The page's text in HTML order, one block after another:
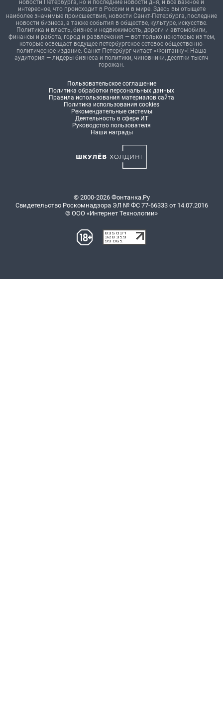
новости Петербурга, но и последние новости дня, и все важное и
интересное, что происходит в России и в мире. Здесь вы отыщете
наиболее значимые происшествия, новости Санкт-Петербурга, последние
новости бизнеса, а также события в обществе, культуре, искусстве.
Политика и власть, бизнес и недвижимость, дороги и автомобили,
финансы и работа, город и развлечения — вот только некоторые из тем,
которые освещает ведущее петербургское сетевое общественно-
политическое издание. Санкт-Петербург читает «Фонтанку»! Наша
аудитория — лидеры бизнеса и политики, чиновники, десятки тысяч
горожан.
Пользовательское соглашение
Политика обработки персональных данных
Правила использования материалов сайта
Политика использования cookies
Рекомендательные системы
Деятельность в сфере ИТ
Руководство пользователя
Наши награды
© 2000-2026 Фонтанка.Ру
Свидетельство Роскомнадзора ЭЛ № ФС 77-66333 от 14.07.2016
© ООО «Интернет Технологии»